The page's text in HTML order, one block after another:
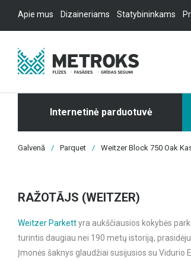
Apie mus Dizaineriams Statybininkams
Internetinė parduotuvė
Galvenā / Parquet / Weitzer Block 750 Oak
RAŽOTĀJS (WEITZER)
Weitzer Parkettyra aukščiausios kokybės
turintis daugiau nei 190 metų istoriją,
Įmonės šaknys glaudžiai susijusios su Vidurio